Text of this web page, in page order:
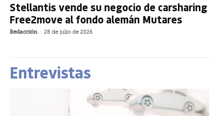
Stellantis vende su negocio de carsharing
Free2move al fondo alemán Mutares
Redacción - 28 de julio de 2026
Entrevistas